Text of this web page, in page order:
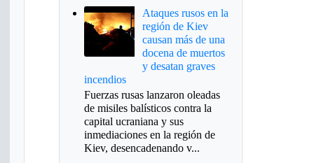
Ataques rusos en la
región de Kiev
causan más de una
docena de muertos
y desatan graves
incendios
Fuerzas rusas lanzaron oleadas
de misiles balísticos contra la
capital ucraniana y sus
inmediaciones en la región de
Kiev, desencadenando v...